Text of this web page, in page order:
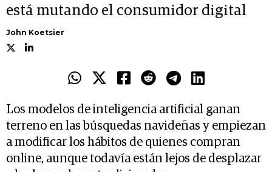
está mutando el consumidor digital
John Koetsier
Los modelos de inteligencia artificial ganan
terreno en las búsquedas navideñas y empiezan
a modificar los hábitos de quienes compran
online, aunque todavía están lejos de desplazar